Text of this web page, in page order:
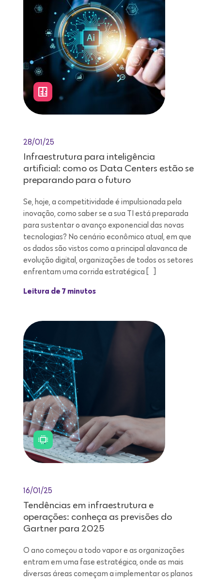
28/01/25
Infraestrutura para inteligência
artificial: como os Data Centers estão se
preparando para o futuro
Se, hoje, a competitividade é impulsionada pela
inovação, como saber se a sua TI está preparada
para sustentar o avanço exponencial das novas
tecnologias? No cenário econômico atual, em que
os dados são vistos como a principal alavanca de
evolução digital, organizações de todos os setores
enfrentam uma corrida estratégica […]
Leitura de 7 minutos
16/01/25
Tendências em infraestrutura e
operações: conheça as previsões do
Gartner para 2025
O ano começou a todo vapor e as organizações
entram em uma fase estratégica, onde as mais
diversas áreas começam a implementar os planos